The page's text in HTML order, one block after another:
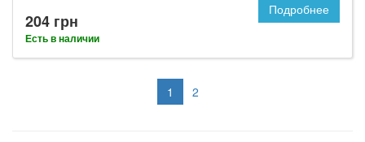
204 грн
Есть в наличии
Подробнее
1 2